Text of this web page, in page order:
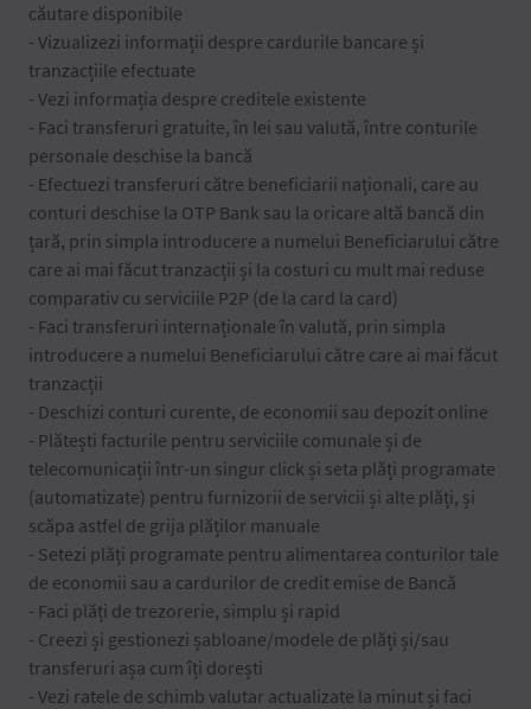
căutare disponibile
- Vizualizezi informații despre cardurile bancare și
tranzacțiile efectuate
- Vezi informația despre creditele existente
- Faci transferuri gratuite, în lei sau valută, între conturile
personale deschise la bancă
- Efectuezi transferuri către beneficiarii naționali, care au
conturi deschise la OTP Bank sau la oricare altă bancă din
țară, prin simpla introducere a numelui Beneficiarului către
care ai mai făcut tranzacții și la costuri cu mult mai reduse
comparativ cu serviciile P2P (de la card la card)
- Faci transferuri internaționale în valută, prin simpla
introducere a numelui Beneficiarului către care ai mai făcut
tranzacții
- Deschizi conturi curente, de economii sau depozit online
- Plătești facturile pentru serviciile comunale și de
telecomunicații într-un singur click și seta plăți programate
(automatizate) pentru furnizorii de servicii și alte plăți, și
scăpa astfel de grija plăților manuale
- Setezi plăți programate pentru alimentarea conturilor tale
de economii sau a cardurilor de credit emise de Bancă
- Faci plăți de trezorerie, simplu și rapid
- Creezi și gestionezi șabloane/modele de plăți și/sau
transferuri așa cum îți dorești
- Vezi ratele de schimb valutar actualizate la minut și faci